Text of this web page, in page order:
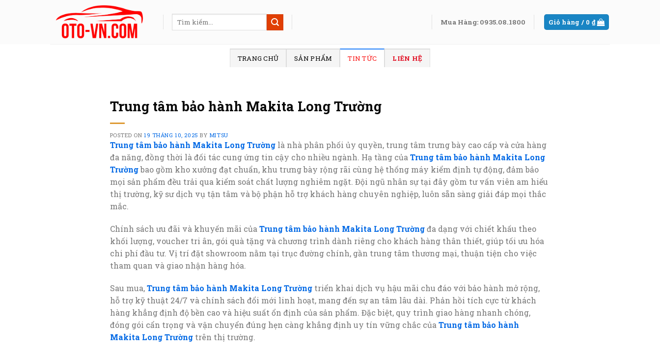
Tìm
kiếm:
Mua Hàng: 0935.08.1800 Giỏ hàng / 0 ₫
TRANG CHỦ SẢN PHẨM TIN TỨC LIÊN HỆ
Trung tâm bảo hành Makita Long Trường
POSTED ON19 THÁNG 10, 2025 BY MITSU
Trung tâm bảo hành Makita Long Trường là nhà phân phối ủy quyền, trung tâm trưng bày cao cấp và cửa hàng
đa năng, đồng thời là đối tác cung ứng tin cậy cho nhiều ngành. Hạ tầng của Trung tâm bảo hành Makita Long
Trườngbao gồm kho xưởng đạt chuẩn, khu trưng bày rộng rãi cùng hệ thống máy kiểm định tự động, đảm bảo
mọi sản phẩm đều trải qua kiểm soát chất lượng nghiêm ngặt. Đội ngũ nhân sự tại đây gồm tư vấn viên am hiểu
thị trường, kỹ sư dịch vụ tận tâm và bộ phận hỗ trợ khách hàng chuyên nghiệp, luôn sẵn sàng giải đáp mọi thắc
mắc.
Chính sách ưu đãi và khuyến mãi của Trung tâm bảo hành Makita Long Trườngđa dạng với chiết khấu theo
khối lượng, voucher tri ân, gói quà tặng và chương trình dành riêng cho khách hàng thân thiết, giúp tối ưu hóa
chi phí đầu tư. Vị trí đặt showroom nằm tại trục đường chính, gần trung tâm thương mại, thuận tiện cho việc
tham quan và giao nhận hàng hóa.
Sau mua,Trung tâm bảo hành Makita Long Trường triển khai dịch vụ hậu mãi chu đáo với bảo hành mở rộng,
hỗ trợ kỹ thuật 24/7 và chính sách đổi mới linh hoạt, mang đến sự an tâm lâu dài. Phản hồi tích cực từ khách
hàng khẳng định độ bền cao và hiệu suất ổn định của sản phẩm. Đặc biệt, quy trình giao hàng nhanh chóng,
đóng gói cẩn trọng và vận chuyển đúng hẹn càng khẳng định uy tín vững chắc của Trung tâm bảo hành
Makita Long Trường trên thị trường.